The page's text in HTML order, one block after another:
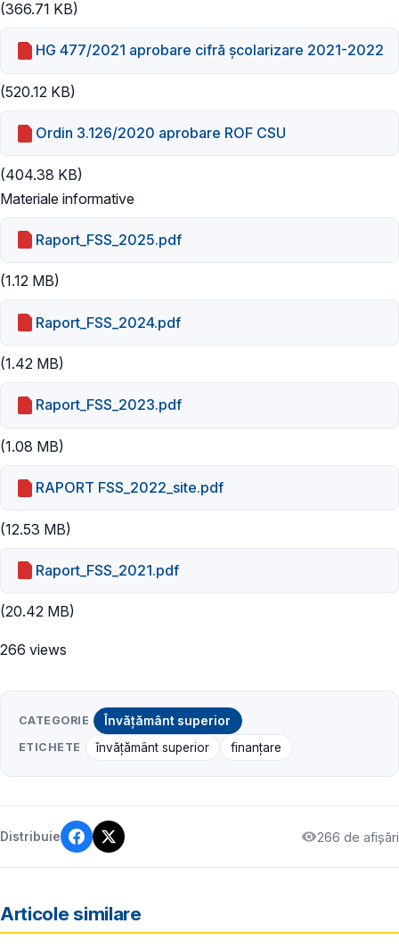
(366.71 KB)
HG 477/2021 aprobare cifră școlarizare 2021-2022
(520.12 KB)
Ordin 3.126/2020 aprobare ROF CSU
(404.38 KB)
Materiale informative
Raport_FSS_2025.pdf
(1.12 MB)
Raport_FSS_2024.pdf
(1.42 MB)
Raport_FSS_2023.pdf
(1.08 MB)
RAPORT FSS_2022_site.pdf
(12.53 MB)
Raport_FSS_2021.pdf
(20.42 MB)
266 views
CATEGORIE Învățământ superior
ETICHETE învățământ superior finanțare
Distribuie 266 de afișări
Articole similare